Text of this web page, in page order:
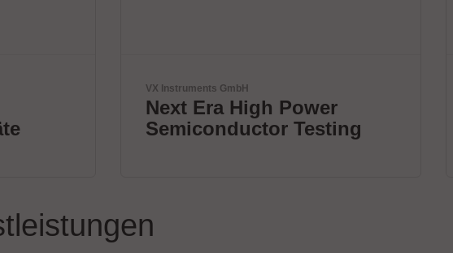
JBC Soldering, S.L.
The Soldering Co.